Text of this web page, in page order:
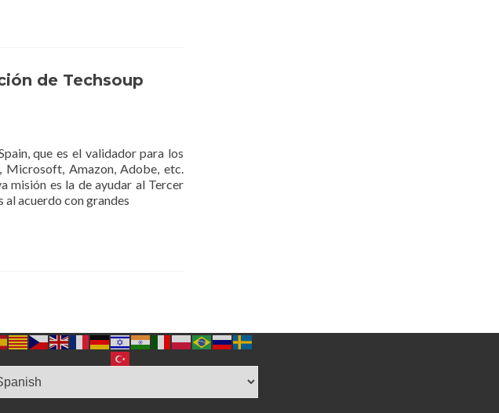
de Techsoup
que es el validador para los
Amazon, Adobe, etc.
misión es la de ayudar al Tercer
acuerdo con grandes